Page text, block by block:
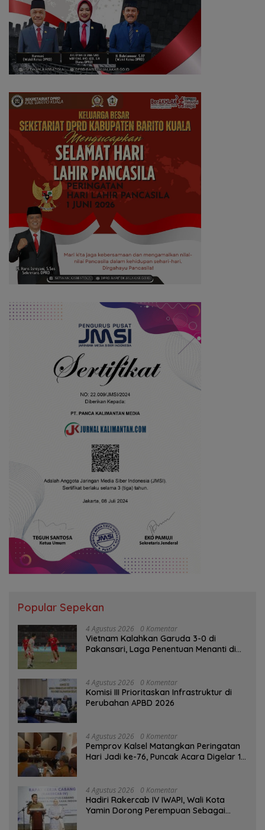
Popular Sepekan
4 Agustus 2026 0 Komentar
Vietnam Kalahkan Garuda 3-0 di
Pakansari, Laga Penentuan Menanti di
4 Agustus 2026 0 Komentar
‎Komisi III Prioritaskan Infrastruktur di
Perubahan APBD 2026
4 Agustus 2026 0 Komentar
Pemprov Kalsel Matangkan Peringatan
Hari Jadi ke-76, Puncak Acara Digelar 13
4 Agustus 2026 0 Komentar
Hadiri Rakercab IV IWAPI, Wali Kota
Yamin Dorong Perempuan Sebagai